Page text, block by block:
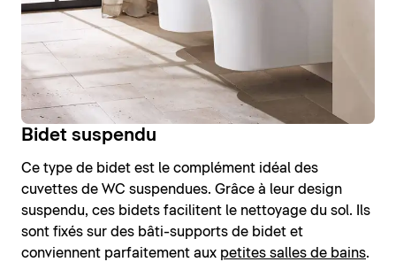
Bidet suspendu
Ce type de bidet est le complément idéal des
cuvettes de WC suspendues. Grâce à leur design
suspendu, ces bidets facilitent le nettoyage du sol. Ils
sont fixés sur des bâti-supports de bidet et
conviennent parfaitement aux petites salles de bains.